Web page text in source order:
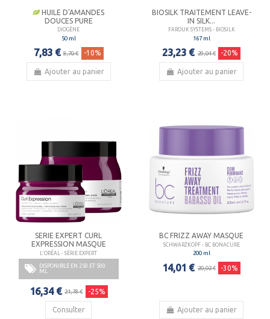
HUILE D'AMANDES
DOUCES PURE
DIOGÈNE
50 ml
7,83 € 8,70 € -10%
Ajouter au panier
BIOSILK TRAITEMENT LEAVE-
IN SILK...
FAROUK SYSTEMS - BIOSILK
167 ml
23,23 € 29,04 € -20%
Ajouter au panier
SERIE EXPERT CURL
EXPRESSION MASQUE
L'ORÉAL - SÉRIE EXPERT
DISPONIBLE EN 250 ET 500
ML
16,34 € 21,78 € -25%
Consulter
BC FRIZZ AWAY MASQUE
SCHWARZKOPF - BC BONACURE
200 ml
14,01 € 20,02 € -30%
Ajouter au panier